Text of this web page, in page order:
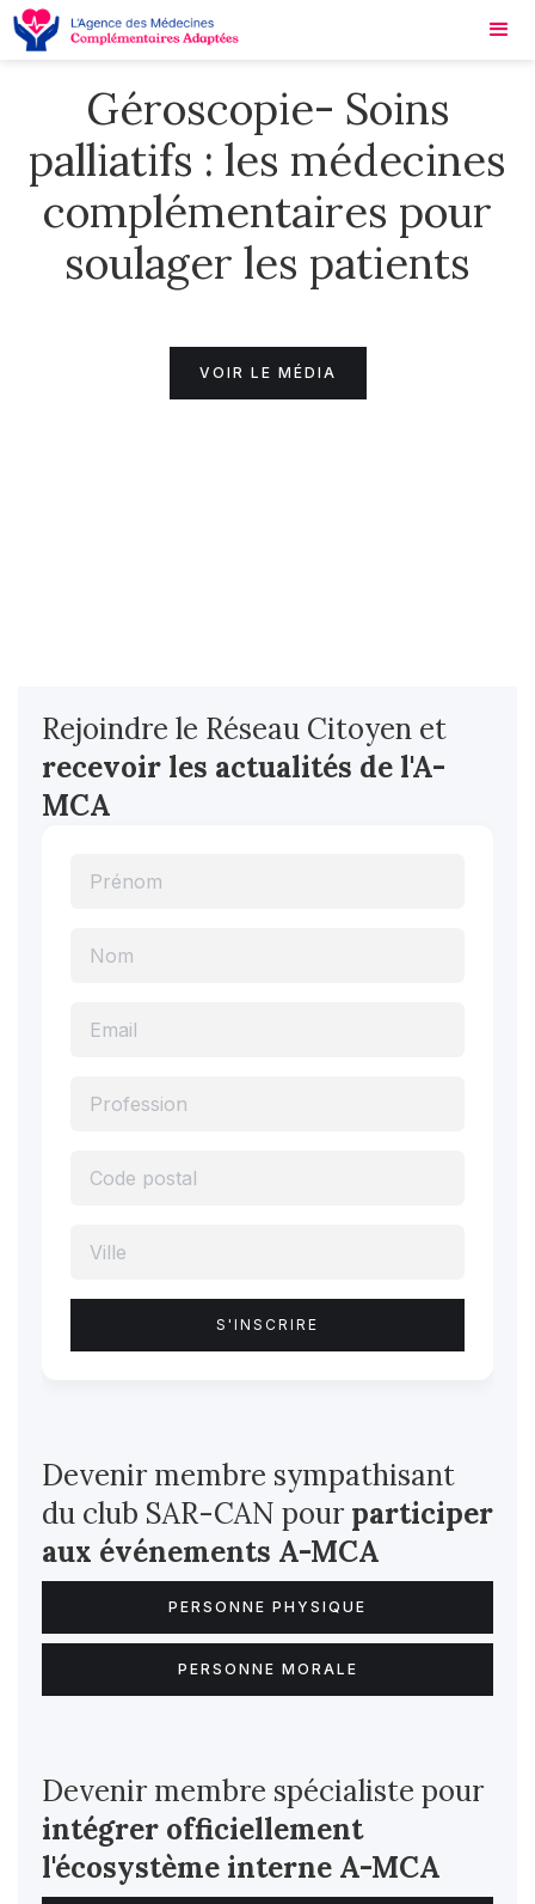
Géroscopie- Soins
palliatifs : les médecines
complémentaires pour
soulager les patients
VOIR LE MÉDIA
Rejoindre le Réseau Citoyen et
recevoir les actualités de l'A-
MCA
Devenir membre sympathisant
du club SAR-CAN pour participer
aux événements A-MCA
PERSONNE PHYSIQUE
PERSONNE MORALE
Devenir membre spécialiste pour
intégrer officiellement
l'écosystème interne A-MCA